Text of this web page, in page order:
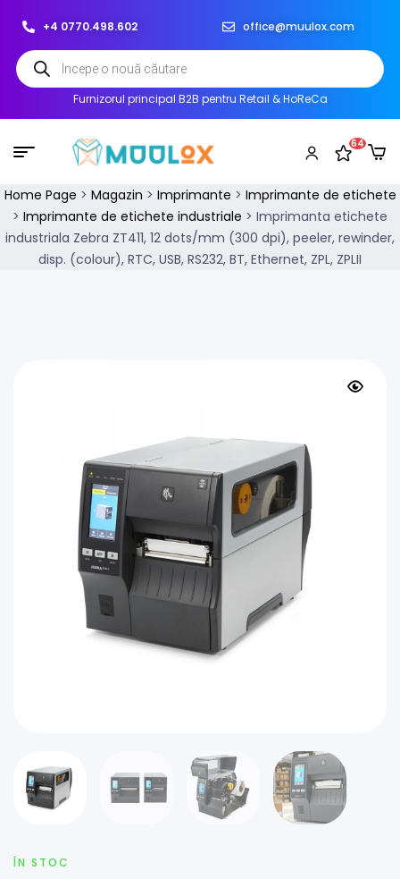
+4 0770.498.602 office@muulox.com
Furnizorul principal B2B pentru Retail & HoReCa
64
Home Page > Magazin > Imprimante > Imprimante de etichete
> Imprimante de etichete industriale > Imprimanta etichete
industriala Zebra ZT411, 12 dots/mm (300 dpi), peeler, rewinder,
disp. (colour), RTC, USB, RS232, BT, Ethernet, ZPL, ZPLII
ÎN STOC